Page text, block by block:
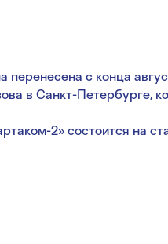
перенесена с конца
в Санкт-Петербурге,
2» состоится на